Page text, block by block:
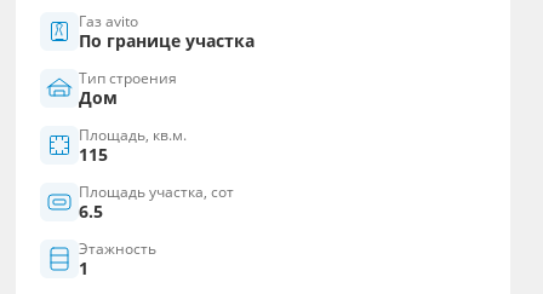
Газ avito
По границе участка
Тип строения
Дом
Площадь, кв.м.
115
Площадь участка, сот
6.5
Этажность
1